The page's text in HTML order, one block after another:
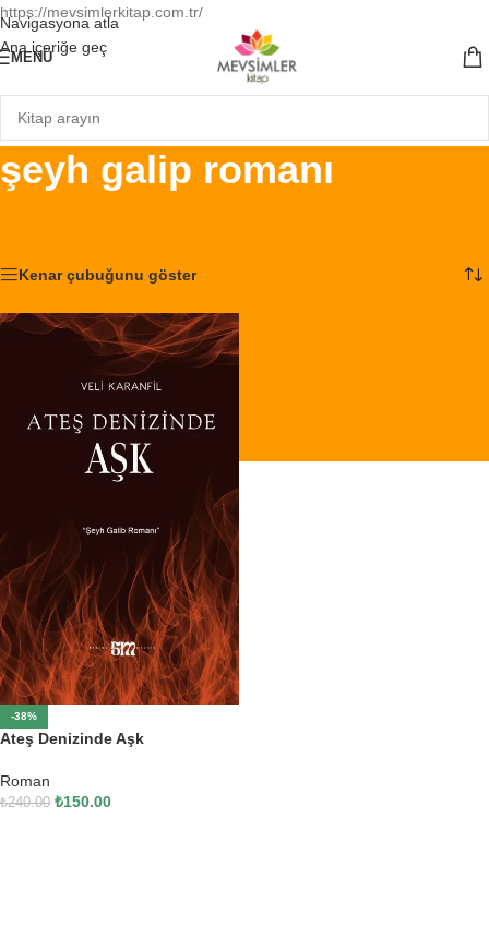
https://mevsimlerkitap.com.tr/
Navigasyona atla
Ana içeriğe geç
MENÜ
şeyh galip romanı
Kenar çubuğunu göster
-38%
Ateş Denizinde Aşk
Roman
₺240.00 ₺150.00